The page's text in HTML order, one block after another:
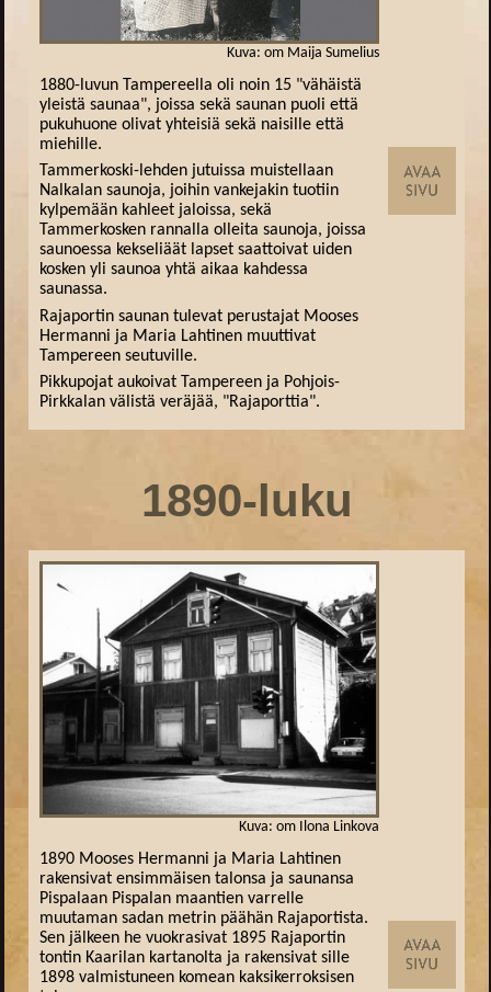
Kuva: om Maija Sumelius
1880-luvun Tampereella oli noin 15 "vähäistä
yleistä saunaa", joissa sekä saunan puoli että
pukuhuone olivat yhteisiä sekä naisille että
miehille.
Tammerkoski-lehden jutuissa muistellaan
Nalkalan saunoja, joihin vankejakin tuotiin
kylpemään kahleet jaloissa, sekä
Tammerkosken rannalla olleita saunoja, joissa
saunoessa kekseliäät lapset saattoivat uiden
kosken yli saunoa yhtä aikaa kahdessa
saunassa.
Rajaportin saunan tulevat perustajat Mooses
Hermanni ja Maria Lahtinen muuttivat
Tampereen seutuville.
Pikkupojat aukoivat Tampereen ja Pohjois-
Pirkkalan välistä veräjää, "Rajaporttia".
1890-luku
Kuva: om Ilona Linkova
1890 Mooses Hermanni ja Maria Lahtinen
rakensivat ensimmäisen talonsa ja saunansa
Pispalaan Pispalan maantien varrelle
muutaman sadan metrin päähän Rajaportista.
Sen jälkeen he vuokrasivat 1895 Rajaportin
tontin Kaarilan kartanolta ja rakensivat sille
1898 valmistuneen komean kaksikerroksisen